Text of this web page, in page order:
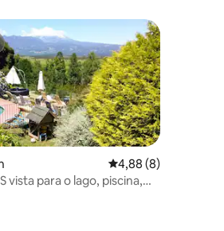
de 5, 46 avaliações
4,88 de uma
4,88 (8)
vista para o lago, piscina,